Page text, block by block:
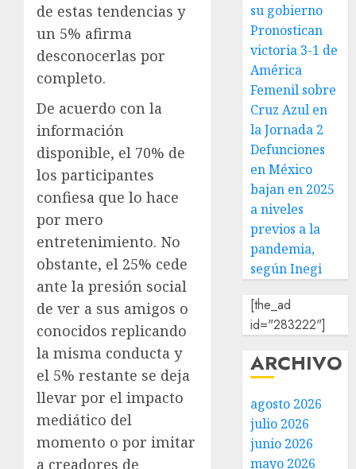
de estas tendencias y
un 5% afirma
desconocerlas por
completo.
De acuerdo con la
información
disponible, el 70% de
los participantes
confiesa que lo hace
por mero
entretenimiento. No
obstante, el 25% cede
ante la presión social
de ver a sus amigos o
conocidos replicando
la misma conducta y
el 5% restante se deja
llevar por el impacto
mediático del
momento o por imitar
a creadores de
su gobierno
Pronostican
victoria 3-1 de
América
Femenil sobre
Cruz Azul en
la Jornada 2
Defunciones
en México
bajan en 2025
a niveles
previos a la
pandemia,
según Inegi
[the_ad
id="283222"]
ARCHIVO
agosto 2026
julio 2026
junio 2026
mayo 2026